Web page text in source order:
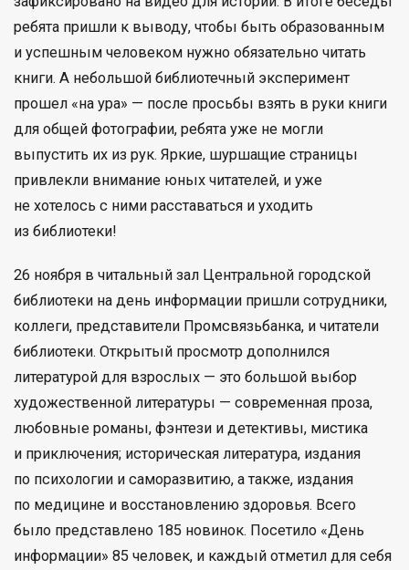
ребята пришли к выводу, чтобы быть образованным
и успешным человеком нужно обязательно читать
книги. А небольшой библиотечный эксперимент
прошел «на ура» — после просьбы взять в руки книги
для общей фотографии, ребята уже не могли
выпустить их из рук. Яркие, шуршащие страницы
привлекли внимание юных читателей, и уже
не хотелось с ними расставаться и уходить
из библиотеки!
26 ноября в читальный зал Центральной городской
библиотеки на день информации пришли сотрудники,
коллеги, представители Промсвязьбанка, и читатели
библиотеки. Открытый просмотр дополнился
литературой для взрослых — это большой выбор
художественной литературы — современная проза,
любовные романы, фэнтези и детективы, мистика
и приключения; историческая литература, издания
по психологии и саморазвитию, а также, издания
по медицине и восстановлению здоровья. Всего
было представлено 185 новинок. Посетило «День
информации» 85 человек, и каждый отметил для себя